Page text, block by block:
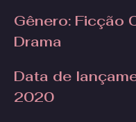
Gênero: Ficção
Drama
Data de
2020